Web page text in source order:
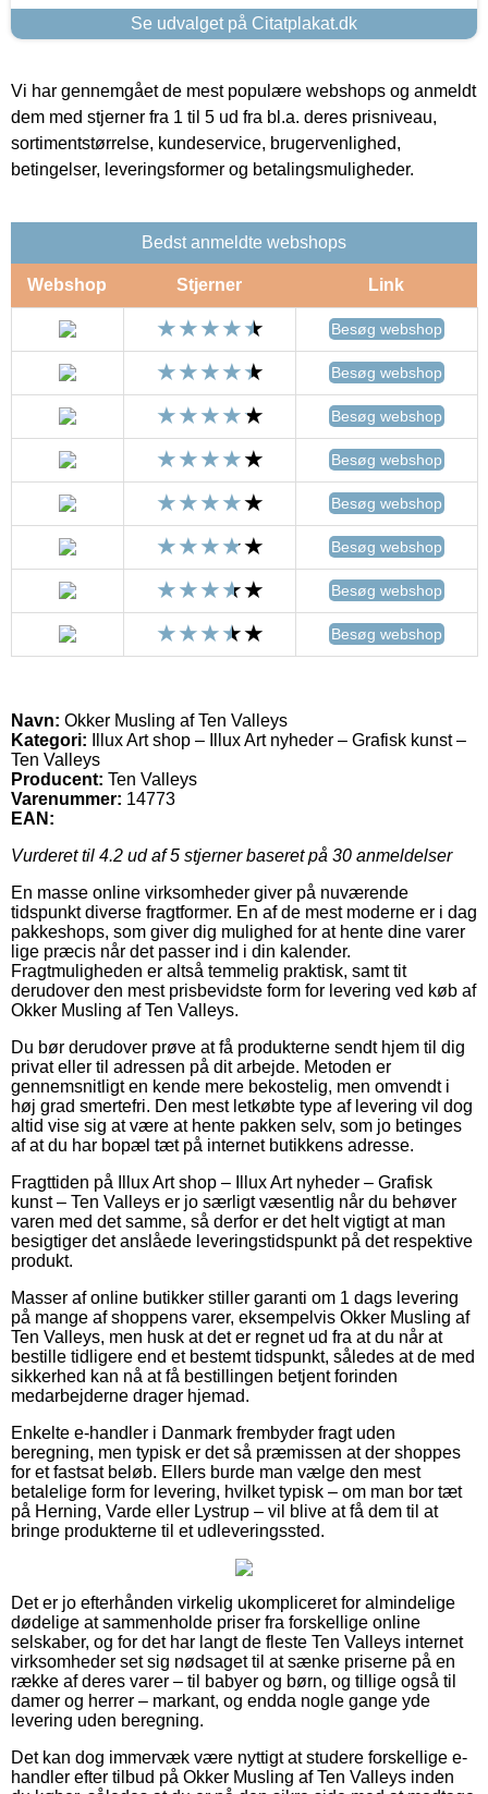
Se udvalget på Citatplakat.dk
Vi har gennemgået de mest populære webshops og anmeldt
dem med stjerner fra 1 til 5 ud fra bl.a. deres prisniveau,
sortimentstørrelse, kundeservice, brugervenlighed,
betingelser, leveringsformer og betalingsmuligheder.
Bedst anmeldte webshops
Webshop Stjerner Link
Besøg webshop
Besøg webshop
Besøg webshop
Besøg webshop
Besøg webshop
Besøg webshop
Besøg webshop
Besøg webshop
Navn: Okker Musling af Ten Valleys
Kategori: Illux Art shop – Illux Art nyheder – Grafisk kunst –
Ten Valleys
Producent: Ten Valleys
Varenummer: 14773
EAN:
Vurderet til 4.2 ud af 5 stjerner baseret på 30 anmeldelser
En masse online virksomheder giver på nuværende
tidspunkt diverse fragtformer. En af de mest moderne er i dag
pakkeshops, som giver dig mulighed for at hente dine varer
lige præcis når det passer ind i din kalender.
Fragtmuligheden er altså temmelig praktisk, samt tit
derudover den mest prisbevidste form for levering ved køb af
Okker Musling af Ten Valleys.
Du bør derudover prøve at få produkterne sendt hjem til dig
privat eller til adressen på dit arbejde. Metoden er
gennemsnitligt en kende mere bekostelig, men omvendt i
høj grad smertefri. Den mest letkøbte type af levering vil dog
altid vise sig at være at hente pakken selv, som jo betinges
af at du har bopæl tæt på internet butikkens adresse.
Fragttiden på Illux Art shop – Illux Art nyheder – Grafisk
kunst – Ten Valleys er jo særligt væsentlig når du behøver
varen med det samme, så derfor er det helt vigtigt at man
besigtiger det anslåede leveringstidspunkt på det respektive
produkt.
Masser af online butikker stiller garanti om 1 dags levering
på mange af shoppens varer, eksempelvis Okker Musling af
Ten Valleys, men husk at det er regnet ud fra at du når at
bestille tidligere end et bestemt tidspunkt, således at de med
sikkerhed kan nå at få bestillingen betjent forinden
medarbejderne drager hjemad.
Enkelte e-handler i Danmark frembyder fragt uden
beregning, men typisk er det så præmissen at der shoppes
for et fastsat beløb. Ellers burde man vælge den mest
betalelige form for levering, hvilket typisk – om man bor tæt
på Herning, Varde eller Lystrup – vil blive at få dem til at
bringe produkterne til et udleveringssted.
Det er jo efterhånden virkelig ukompliceret for almindelige
dødelige at sammenholde priser fra forskellige online
selskaber, og for det har langt de fleste Ten Valleys internet
virksomheder set sig nødsaget til at sænke priserne på en
række af deres varer – til babyer og børn, og tillige også til
damer og herrer – markant, og endda nogle gange yde
levering uden beregning.
Det kan dog immervæk være nyttigt at studere forskellige e-
handler efter tilbud på Okker Musling af Ten Valleys inden